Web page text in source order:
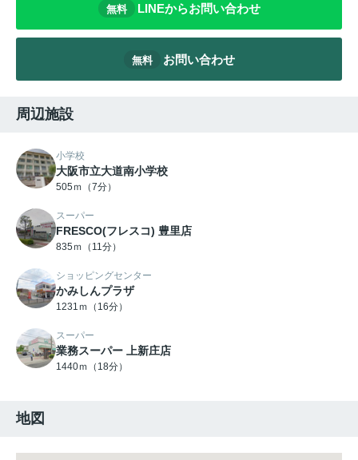
無料 LINEからお問い合わせ
無料 お問い合わせ
周辺施設
小学校
大阪市立大道南小学校
505ｍ（7分）
スーパー
FRESCO(フレスコ) 豊里店
835ｍ（11分）
ショッピングセンター
かみしんプラザ
1231ｍ（16分）
スーパー
業務スーパー 上新庄店
1440ｍ（18分）
地図